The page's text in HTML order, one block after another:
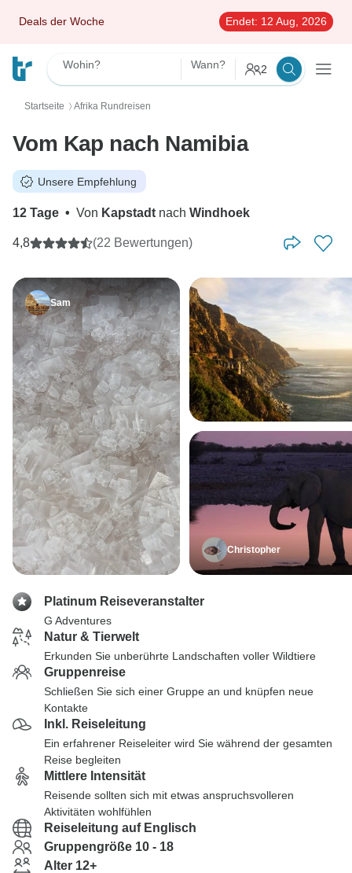
Deals der Woche Endet: 12 Aug, 2026
Wohin? Wann? 2
Startseite 〉 Afrika Rundreisen
Vom Kap nach Namibia
Unsere Empfehlung
12 Tage • Von Kapstadt nach Windhoek
4,8 (22 Bewertungen)
Sam
Christopher
Platinum Reiseveranstalter
G Adventures
Natur & Tierwelt
Erkunden Sie unberührte Landschaften voller Wildtiere
Gruppenreise
Schließen Sie sich einer Gruppe an und knüpfen neue
Kontakte
Inkl. Reiseleitung
Ein erfahrener Reiseleiter wird Sie während der gesamten
Reise begleiten
Mittlere Intensität
Reisende sollten sich mit etwas anspruchsvolleren
Aktivitäten wohlfühlen
Reiseleitung auf Englisch
Gruppengröße 10 - 18
Alter 12+